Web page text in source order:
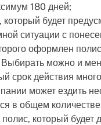
180 дней;
будет
ситуации с
оформлен
Выбирать можно и
срок действия
может ездить
в общем
который будет